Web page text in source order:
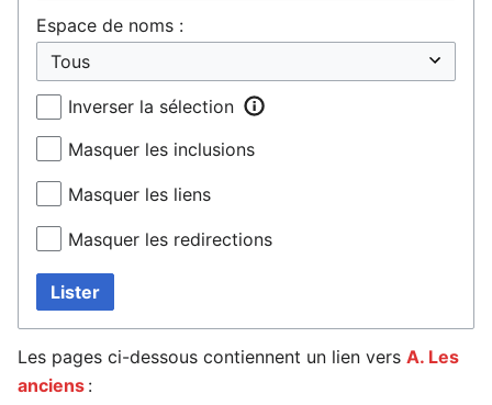
Espace de noms :
Inverser la sélection
Masquer les inclusions
Masquer les liens
Masquer les redirections
Lister
Les pages ci-dessous contiennent un lien vers A. Les
anciens :